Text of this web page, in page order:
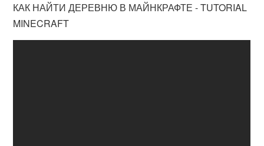
КАК НАЙТИ ДЕРЕВНЮ В МАЙНКРАФТЕ - TUTORIAL
MINECRAFT